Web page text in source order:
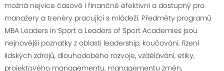
možná nejvíce časově i finančně efektivní a dostupný pro
manažery a trenéry pracující s mládeží. Předměty programů
MBA Leaders in Sport a Leaders of Sport Academies jsou
nejnovější poznatky z oblasti leadership, koučování, řízení
lidských zdrojů, dlouhodobého rozvoje, vzdělávání, etiky,
projektového managementu, managementu změn,